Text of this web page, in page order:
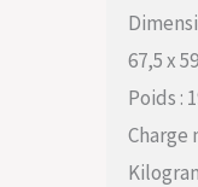
67,5 x
Poids :
Charge